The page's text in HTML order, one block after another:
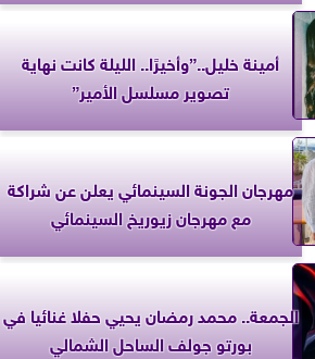
أمينة خليل..”وأخيرًا.. الليلة كانت نهاية
تصوير مسلسل الأمير”
مهرجان الجونة السينمائي يعلن عن شراكة
مع مهرجان زيوريخ السينمائي
الجمعة.. محمد رمضان يحيي حفلا غنائيا في
بورتو جولف الساحل الشمالي